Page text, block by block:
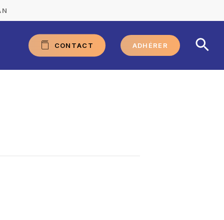
CON TACT ADHÉRER